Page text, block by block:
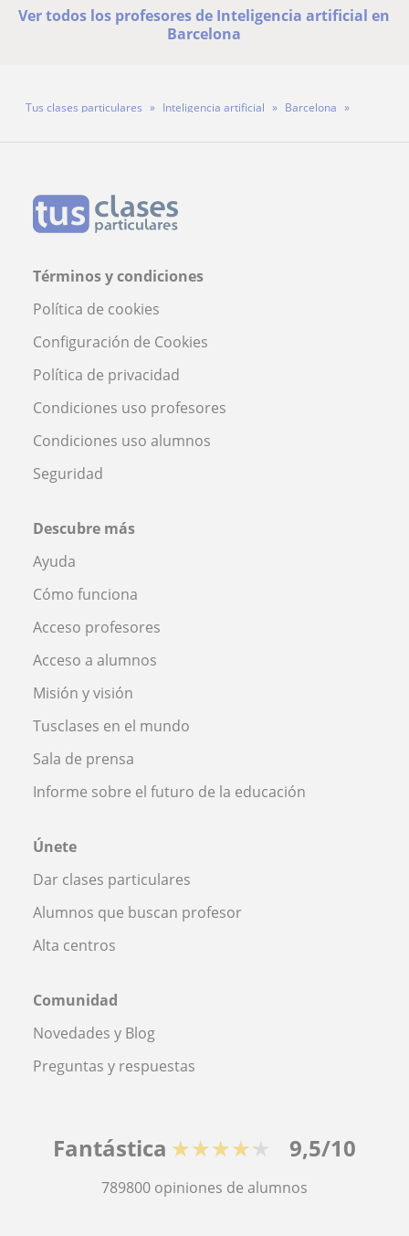
Ver todos los profesores de Inteligencia artificial en
Barcelona
Tus clases particulares Inteligencia artificial
Barcelona
Términos y condiciones
Política de cookies
Configuración de Cookies
Política de privacidad
Condiciones uso profesores
Condiciones uso alumnos
Seguridad
Descubre más
Ayuda
Cómo funciona
Acceso profesores
Acceso a alumnos
Misión y visión
Tusclases en el mundo
Sala de prensa
Informe sobre el futuro de la educación
Únete
Dar clases particulares
Alumnos que buscan profesor
Alta centros
Comunidad
Novedades y Blog
Preguntas y respuestas
Fantástica ★★★★★ 9,5/10
789800 opiniones de alumnos